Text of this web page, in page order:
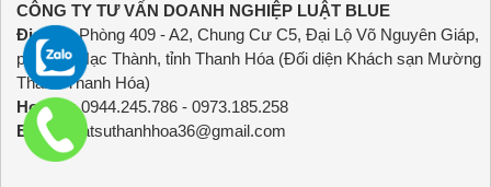
CÔNG TY TƯ VẤN DOANH NGHIỆP LUẬT BLUE
Địa chỉ:Phòng 409 - A2, Chung Cư C5, Đại Lộ Võ Nguyên Giáp,
phường Hạc Thành, tỉnh Thanh Hóa (Đối diện Khách sạn Mường
Thanh Thanh Hóa)
Hotline:0944.245.786 - 0973.185.258
Email:
luatsuthanhhoa36@gmail.com